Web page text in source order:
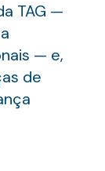
TAG —
— e,
de